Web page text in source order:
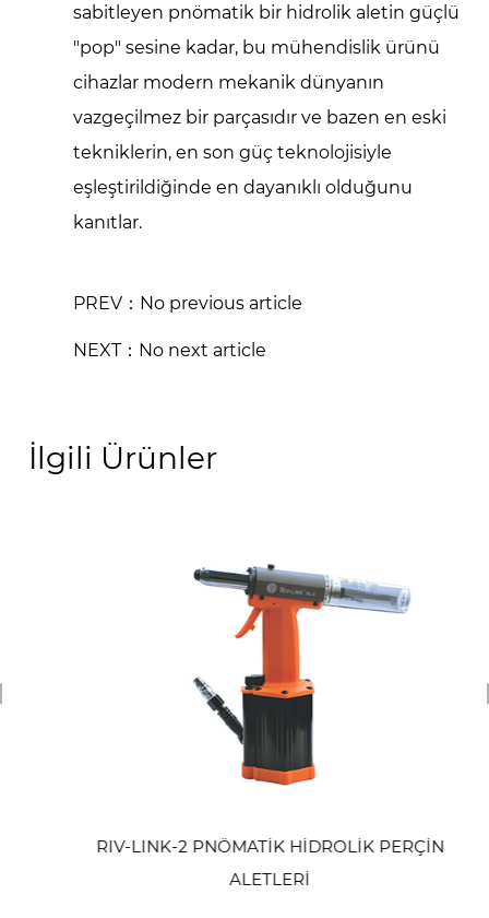
sabitleyen pnömatik bir hidrolik aletin güçlü
"pop" sesine kadar, bu mühendislik ürünü
cihazlar modern mekanik dünyanın
vazgeçilmez bir parçasıdır ve bazen en eski
tekniklerin, en son güç teknolojisiyle
eşleştirildiğinde en dayanıklı olduğunu
kanıtlar.
PREV：No previous article
NEXT：No next article
İlgili Ürünler
RIV-LINK-2 PNÖMATİK HİDROLİK PERÇİN
ALETLERİ